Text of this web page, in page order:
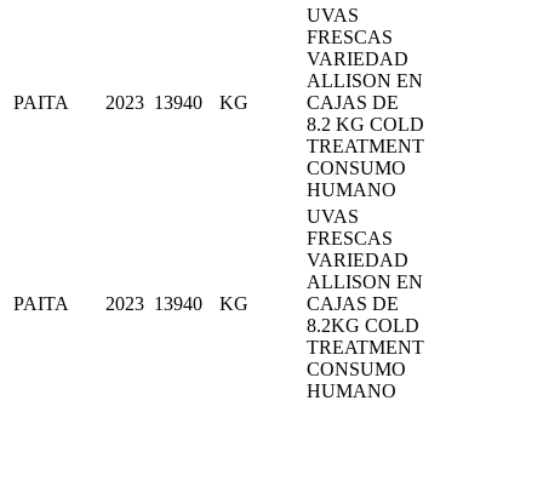
PAITA 2023 13940 KG
UVAS
FRESCAS
VARIEDAD
ALLISON EN
CAJAS DE
8.2 KG COLD
TREATMENT
CONSUMO
HUMANO
PAITA 2023 13940 KG
UVAS
FRESCAS
VARIEDAD
ALLISON EN
CAJAS DE
8.2KG COLD
TREATMENT
CONSUMO
HUMANO